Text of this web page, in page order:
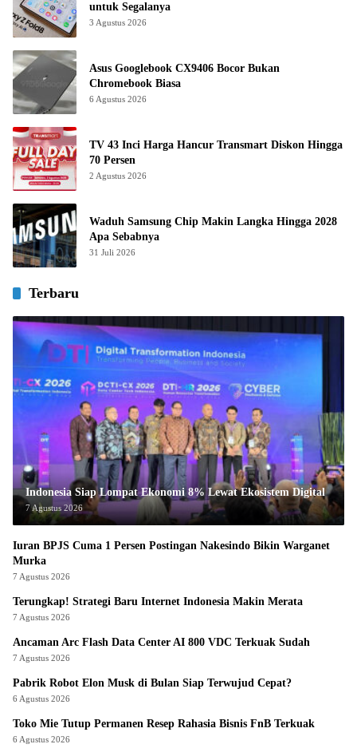
untuk Segalanya
3 Agustus 2026
Asus Googlebook CX9406 Bocor Bukan
Chromebook Biasa
6 Agustus 2026
TV 43 Inci Harga Hancur Transmart Diskon Hingga
70 Persen
2 Agustus 2026
Waduh Samsung Chip Makin Langka Hingga 2028
Apa Sebabnya
31 Juli 2026
Terbaru
Indonesia Siap Lompat Ekonomi 8% Lewat Ekosistem Digital
7 Agustus 2026
Iuran BPJS Cuma 1 Persen Postingan Nakesindo Bikin Warganet
Murka
7 Agustus 2026
Terungkap! Strategi Baru Internet Indonesia Makin Merata
7 Agustus 2026
Ancaman Arc Flash Data Center AI 800 VDC Terkuak Sudah
7 Agustus 2026
Pabrik Robot Elon Musk di Bulan Siap Terwujud Cepat?
6 Agustus 2026
Toko Mie Tutup Permanen Resep Rahasia Bisnis FnB Terkuak
6 Agustus 2026